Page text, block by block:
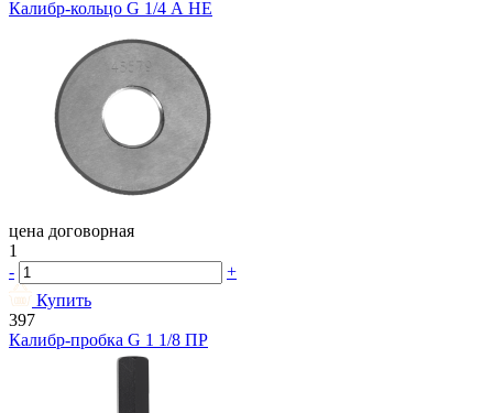
Калибр-кольцо G 1/4 А НЕ
цена договорная
1
-
+
Купить
397
Калибр-пробка G 1 1/8 ПР